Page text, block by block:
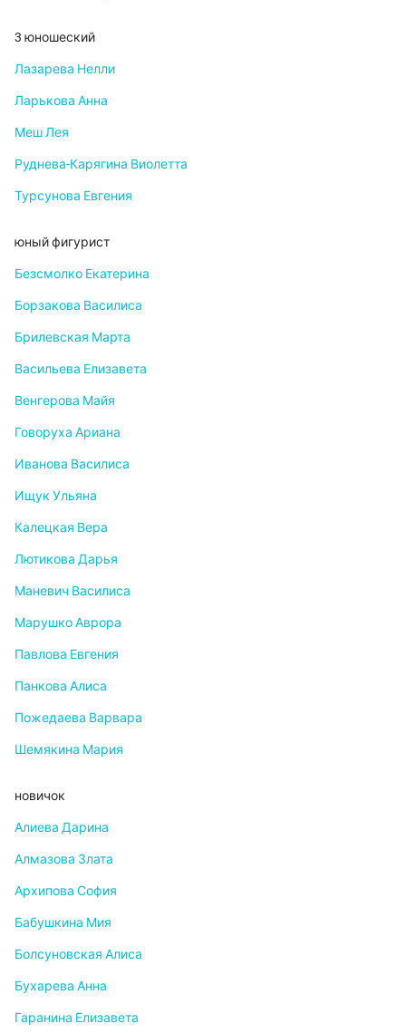
3 юношеский
Лазарева Нелли
Ларькова Анна
Меш Лея
Руднева-Карягина Виолетта
Турсунова Евгения
юный фигурист
Безсмолко Екатерина
Борзакова Василиса
Брилевская Марта
Васильева Елизавета
Венгерова Майя
Говоруха Ариана
Иванова Василиса
Ищук Ульяна
Калецкая Вера
Лютикова Дарья
Маневич Василиса
Марушко Аврора
Павлова Евгения
Панкова Алиса
Пожедаева Варвара
Шемякина Мария
новичок
Алиева Дарина
Алмазова Злата
Архипова София
Бабушкина Мия
Болсуновская Алиса
Бухарева Анна
Гаранина Елизавета